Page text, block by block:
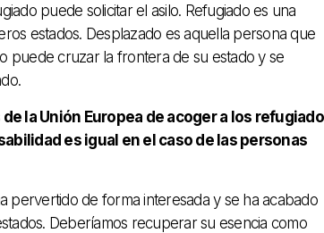
puede solicitar el asilo. Refugiado es una
estados. Desplazado es aquella persona que
puede cruzar la frontera de su estado y se
la Unión Europea de acoger a los
es igual en el caso de las personas
pervertido de forma interesada y se ha acabado
Deberíamos recuperar su esencia como